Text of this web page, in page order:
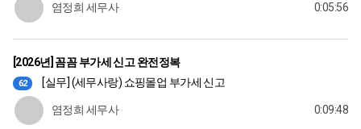
염정희 세무사 0:05:56
[2026년] 꼼꼼 부가세 신고 완전정복
62 [실무] (세무사랑) 쇼핑몰업 부가세 신고
염정희 세무사 0:09:48